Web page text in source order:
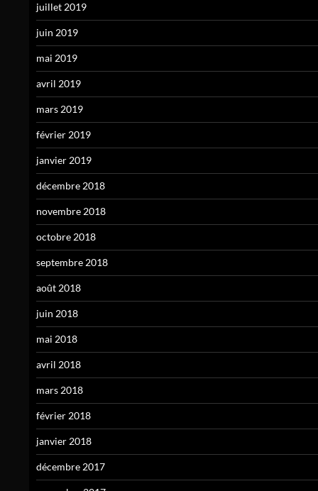
juillet 2019
juin 2019
mai 2019
avril 2019
mars 2019
février 2019
janvier 2019
décembre 2018
novembre 2018
octobre 2018
septembre 2018
août 2018
juin 2018
mai 2018
avril 2018
mars 2018
février 2018
janvier 2018
décembre 2017